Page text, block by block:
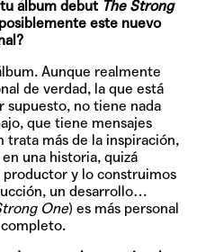
álbum debut The Strong
este nuevo
Aunque realmente
de verdad, la que está
supuesto, no tiene nada
que tiene mensajes
trata más de la inspiración,
una historia, quizá
y lo construimos
un desarrollo…
One) es más personal